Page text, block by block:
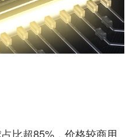
比超85%，价格较商用